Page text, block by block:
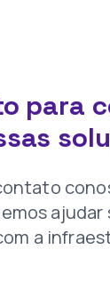
para
ajudar
a